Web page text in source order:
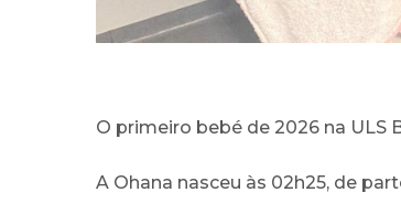
O primeiro bebé de 2026 na ULS
A Ohana nasceu às 02h25, de